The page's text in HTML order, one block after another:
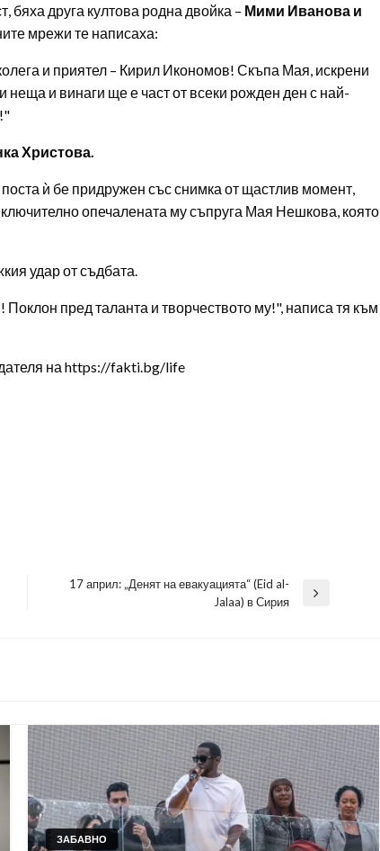
бяха друга култова родна двойка – Мими Иванова и
мрежи те написаха:
и приятел – Кирил Икономов! Скъпа Мая, искрени
и винаги ще е част от всеки рожден ден с най-
Христова.
ѝ бе придружен със снимка от щастлив момент,
опечалената му съпруга Мая Нешкова, която
удар от съдбата.
пред таланта и творчеството му!", написа тя към
на https://fakti.bg/life
17 април: „Денят на евакуацията“ (Eid al-
Jalaa) в Сирия
ЗАБАВНО